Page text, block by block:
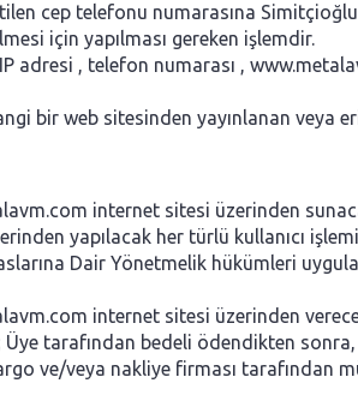
cep telefonu numarasına
için yapılması gereken işlemdir.
adresi , telefon numarası ,
bir web sitesinden yayınlanan veya
internet sitesi üzerinden
yapılacak her türlü kullanıcı
Dair Yönetmelik hükümleri
internet sitesi üzerinden
tarafından bedeli ödendikten
ve/veya nakliye firması tarafından